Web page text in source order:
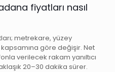
fiyatları nasıl
metrekare, yüzey
kapsamına göre değişir. Net
verilecek rakam yanıltıcı
20–30 dakika sürer.